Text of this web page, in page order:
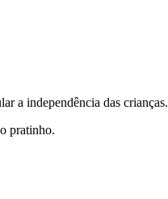
a independência das crianças.
pratinho.